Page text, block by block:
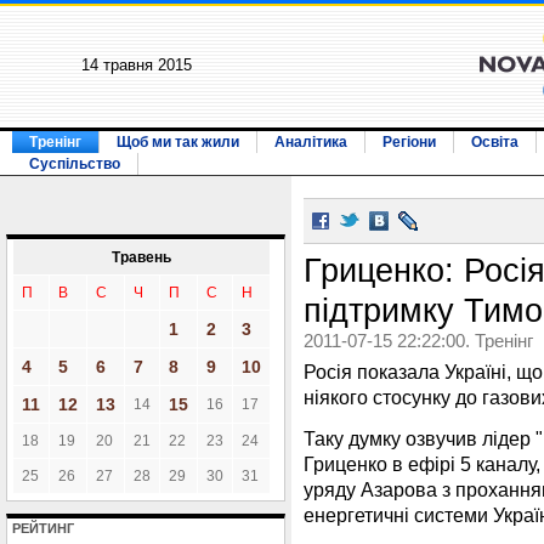
14 травня 2015
Тренінг Щоб ми так жили Аналітика Регіони
Освіта
Суспільство
Травень
П В С Ч П С Н
1 2
3
4
5 6 7 8 9
10
11
12 13 14 15 16 17
18 19 20 21 22 23 24
25 26 27 28 29 30 31
РЕЙТИНГ
Гриценко:
підтримку
2011-07-15 22:22:00. Тренінг
Росія показала Україні,
ніякого стосунку до
Таку думку озвучив лідер
Гриценко в ефірі 5
уряду Азарова з
енергетичні системи